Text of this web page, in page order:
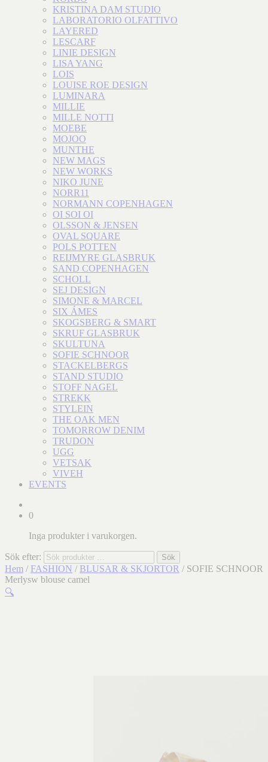
KRISTINA DAM STUDIO
LABORATORIO OLFATTIVO
LAYERED
LESCARF
LINIE DESIGN
LISA YANG
LOIS
LOUISE ROE DESIGN
LUMINARA
MILLIE
MILLE NOTTI
MOEBE
MOJOO
MUNTHE
NEW MAGS
NEW WORKS
NIKO JUNE
NORR11
NORMANN COPENHAGEN
OI SOI OI
OLSSON & JENSEN
OVAL SQUARE
POLS POTTEN
REIJMYRE GLASBRUK
SAND COPENHAGEN
SCHOLL
SEJ DESIGN
SIMONE & MARCEL
SIX ÁMES
SKOGSBERG & SMART
SKRUF GLASBRUK
SKULTUNA
SOFIE SCHNOOR
STACKELBERGS
STAND STUDIO
STOFF NAGEL
STREKK
STYLEIN
THE OAK MEN
TOMORROW DENIM
TRUDON
UGG
VETSAK
VIVEH
EVENTS
0
Inga produkter i varukorgen.
Sök efter: Sök
Hem / FASHION / BLUSAR & SKJORTOR / SOFIE SCHNOOR
Merlysw blouse camel
🔍